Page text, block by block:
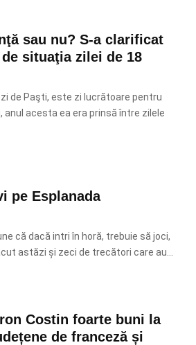
sau nu? S-a clarificat
situaţia zilei de 18
de Paşti, este zi lucrătoare pentru
anul acesta ea era prinsă între zilele
pe Esplanada
că dacă intri în horă, trebuie să joci,
astăzi și zeci de trecători care au...
Costin foarte buni la
de franceză și